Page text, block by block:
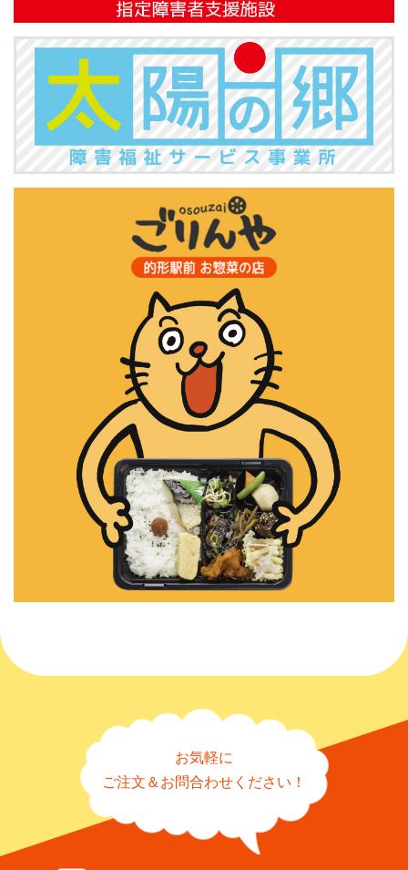
お気軽に
ご注文＆お問合わせください！